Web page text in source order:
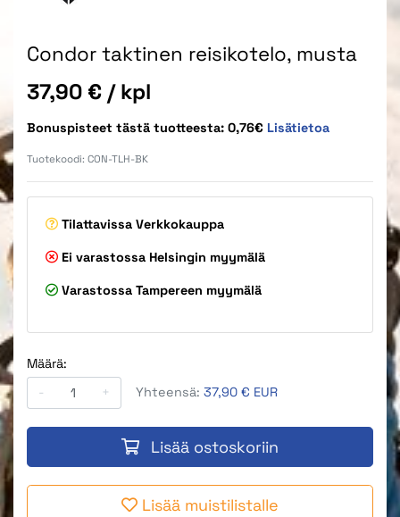
Condor taktinen reisikotelo, musta
Hinta
37,90 € / kpl
Bonuspisteet tästä tuotteesta: 0,76€ Lisätietoa
Tuotekoodi: CON-TLH-BK
Tilattavissa Verkkokauppa
Ei varastossa Helsingin myymälä
Varastossa Tampereen myymälä
Määrä:
-
+ Yhteensä: 37,90 € EUR
Lisää ostoskoriin
Lisää muistilistalle